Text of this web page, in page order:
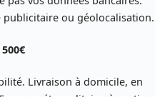
publicitaire ou géolocalisation.
Livraison à domicile, en